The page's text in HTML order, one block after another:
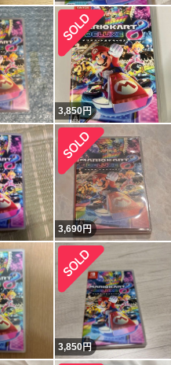
3,850円
3,690円
3,850円